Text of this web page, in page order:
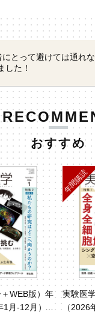
とって避けては通れ
した！
おすすめ
WEB版）年
月-12月）
実験医
（2026